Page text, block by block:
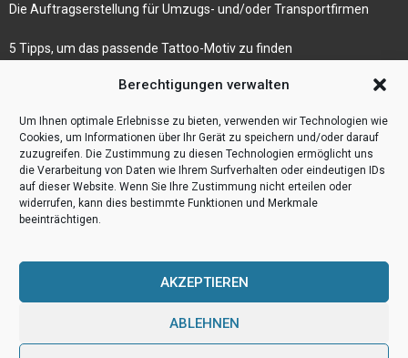
Berechtigungen verwalten
Um Ihnen optimale Erlebnisse zu bieten, verwenden wir Technologien wie
Cookies, um Informationen über Ihr Gerät zu speichern und/oder darauf
zuzugreifen. Die Zustimmung zu diesen Technologien ermöglicht uns
die Verarbeitung von Daten wie Ihrem Surfverhalten oder eindeutigen IDs
auf dieser Website. Wenn Sie Ihre Zustimmung nicht erteilen oder
widerrufen, kann dies bestimmte Funktionen und Merkmale
beeinträchtigen.
AKZEPTIEREN
ABLEHNEN
Die Auftragserstellung für Umzugs- und/oder Transportfirmen
5 Tipps, um das passende Tattoo-Motiv zu finden
Was ist Legal Tech?
Effizienzsteigerung